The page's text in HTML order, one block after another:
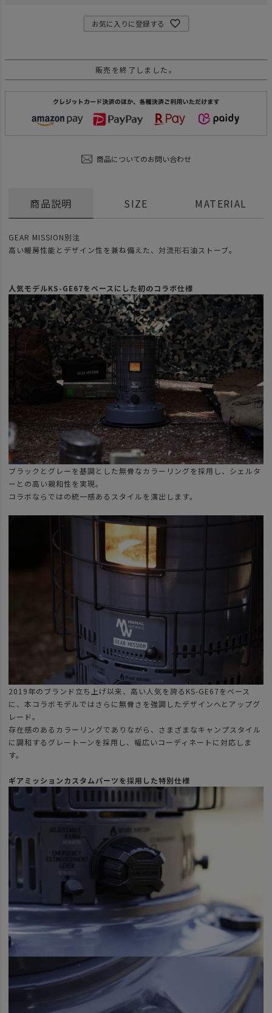
お気に入りに登録する
販売を終了しました。
商品についてのお問い合わせ
商品説明
GEAR MISSION別注
高い暖房性能とデザイン性を兼ね備えた、対流形石油ストーブ。
人気モデルKS-GE67をベースにした初のコラボ仕様
ブラックとグレーを基調とした無骨なカラーリングを採用し、シェルタ
ーとの高い親和性を実現。
コラボならではの統一感あるスタイルを演出します。
2019年のブランド立ち上げ以来、高い人気を誇るKS-GE67をベース
に、本コラボモデルではさらに無骨さを強調したデザインへとアップグ
レード。
存在感のあるカラーリングでありながら、さまざまなキャンプスタイル
に調和するグレートーンを採用し、幅広いコーディネートに対応しま
す。
ギアミッションカスタムパーツを採用した特別仕様
SIZE MATERIAL